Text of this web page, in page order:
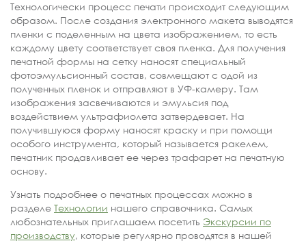
Технологически процесс печати происходит следующим
образом. После создания электронного макета выводятся
пленки с поделенным на цвета изображением, то есть
каждому цвету соответствует своя пленка. Для получения
печатной формы на сетку наносят специальный
фотоэмульсионный состав, совмещают с одой из
полученных пленок и отправляют в УФ-камеру. Там
изображения засвечиваются и эмульсия под
воздействием ультрафиолета затвердевает. На
получившуюся форму наносят краску и при помощи
особого инструмента, который называется ракелем,
печатник продавливает ее через трафарет на печатную
основу.
Узнать подробнее о печатных процессах можно в
разделе Технологии нашего справочника. Самых
любознательных приглашаем посетить Экскурсии по
производству, которые регулярно проводятся в нашей